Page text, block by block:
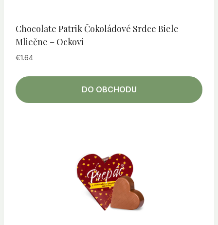
Chocolate Patrik Čokoládové Srdce Biele
Mliečne – Ockovi
€1.64
DO OBCHODU